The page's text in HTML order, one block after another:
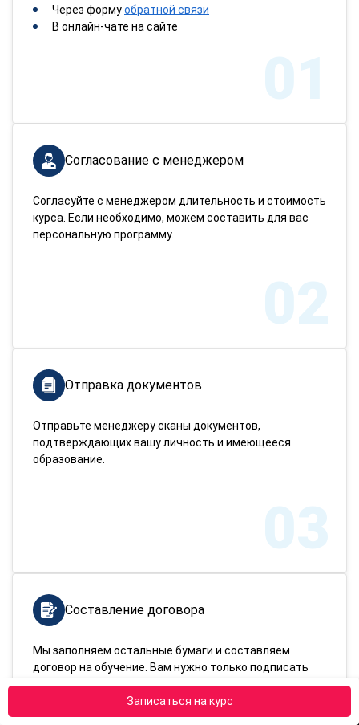
Записаться на курс
Через формуобратной связи
В онлайн-чате на сайте
01
Согласование с менеджером
Согласуйте с менеджером длительность и стоимость
курса. Если необходимо, можем составить для вас
персональную программу.
02
Отправка документов
Отправьте менеджеру сканы документов,
подтверждающих вашу личность и имеющееся
образование.
03
Составление договора
Мы заполняем остальные бумаги и составляем
договор на обучение. Вам нужно только подписать
готовый договор и оплатить курс.